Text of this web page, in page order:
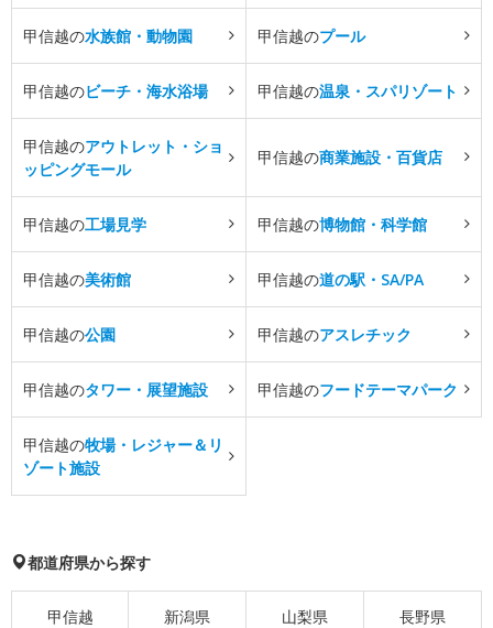
甲信越の水族館・動物園 甲信越のプール
甲信越のビーチ・海水浴場 甲信越の温泉・スパリゾート
甲信越のアウトレット・ショ
ッピングモール
甲信越の商業施設・百貨店
甲信越の工場見学 甲信越の博物館・科学館
甲信越の美術館 甲信越の道の駅・SA/PA
甲信越の公園 甲信越のアスレチック
甲信越のタワー・展望施設 甲信越のフードテーマパーク
甲信越の牧場・レジャー＆リ
ゾート施設
都道府県から探す
甲信越 新潟県 山梨県 長野県